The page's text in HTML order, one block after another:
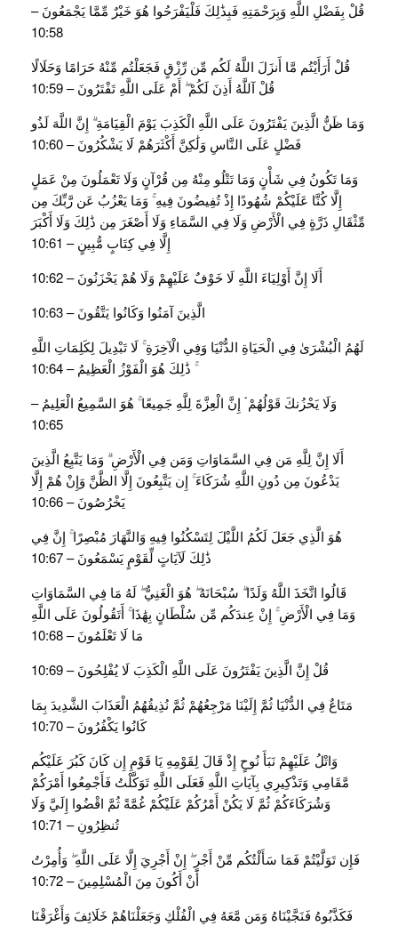
قُلْ بِفَضْلِ اللَّهِ وَبِرَحْمَتِهِ فَبِذَٰلِكَ فَلْيَفْرَحُوا هُوَ خَيْرٌ مِّمَّا يَجْمَعُونَ –
10:58
قُلْ أَرَأَيْتُم مَّا أَنزَلَ اللَّهُ لَكُم مِّن رِّزْقٍ فَجَعَلْتُم مِّنْهُ حَرَامًا وَحَلَالًا
قُلْ آللَّهُ أَذِنَ لَكُمْ ۖ أَمْ عَلَى اللَّهِ تَفْتَرُونَ – 10:59
وَمَا ظَنُّ الَّذِينَ يَفْتَرُونَ عَلَى اللَّهِ الْكَذِبَ يَوْمَ الْقِيَامَةِ ۗ إِنَّ اللَّهَ لَذُو
فَضْلٍ عَلَى النَّاسِ وَلَٰكِنَّ أَكْثَرَهُمْ لَا يَشْكُرُونَ – 10:60
وَمَا تَكُونُ فِي شَأْنٍ وَمَا تَتْلُو مِنْهُ مِن قُرْآنٍ وَلَا تَعْمَلُونَ مِنْ عَمَلٍ
إِلَّا كُنَّا عَلَيْكُمْ شُهُودًا إِذْ تُفِيضُونَ فِيهِ ۚ وَمَا يَعْزُبُ عَن رَّبِّكَ مِن
مِّثْقَالِ ذَرَّةٍ فِي الْأَرْضِ وَلَا فِي السَّمَاءِ وَلَا أَصْغَرَ مِن ذَٰلِكَ وَلَا أَكْبَرَ
إِلَّا فِي كِتَابٍ مُّبِينٍ – 10:61
أَلَا إِنَّ أَوْلِيَاءَ اللَّهِ لَا خَوْفٌ عَلَيْهِمْ وَلَا هُمْ يَحْزَنُونَ – 10:62
الَّذِينَ آمَنُوا وَكَانُوا يَتَّقُونَ – 10:63
لَهُمُ الْبُشْرَىٰ فِي الْحَيَاةِ الدُّنْيَا وَفِي الْآخِرَةِ ۚ لَا تَبْدِيلَ لِكَلِمَاتِ اللَّهِ
ۚ ذَٰلِكَ هُوَ الْفَوْزُ الْعَظِيمُ – 10:64
وَلَا يَحْزُنكَ قَوْلُهُمْ ۘ إِنَّ الْعِزَّةَ لِلَّهِ جَمِيعًا ۚ هُوَ السَّمِيعُ الْعَلِيمُ –
10:65
أَلَا إِنَّ لِلَّهِ مَن فِي السَّمَاوَاتِ وَمَن فِي الْأَرْضِ ۗ وَمَا يَتَّبِعُ الَّذِينَ
يَدْعُونَ مِن دُونِ اللَّهِ شُرَكَاءَ ۚ إِن يَتَّبِعُونَ إِلَّا الظَّنَّ وَإِنْ هُمْ إِلَّا
يَخْرُصُونَ – 10:66
هُوَ الَّذِي جَعَلَ لَكُمُ اللَّيْلَ لِتَسْكُنُوا فِيهِ وَالنَّهَارَ مُبْصِرًا ۚ إِنَّ فِي
ذَٰلِكَ لَآيَاتٍ لِّقَوْمٍ يَسْمَعُونَ – 10:67
قَالُوا اتَّخَذَ اللَّهُ وَلَدًا ۗ سُبْحَانَهُ ۖ هُوَ الْغَنِيُّ ۖ لَهُ مَا فِي السَّمَاوَاتِ
وَمَا فِي الْأَرْضِ ۚ إِنْ عِندَكُم مِّن سُلْطَانٍ بِهَٰذَا ۚ أَتَقُولُونَ عَلَى اللَّهِ
مَا لَا تَعْلَمُونَ – 10:68
قُلْ إِنَّ الَّذِينَ يَفْتَرُونَ عَلَى اللَّهِ الْكَذِبَ لَا يُفْلِحُونَ – 10:69
مَتَاعٌ فِي الدُّنْيَا ثُمَّ إِلَيْنَا مَرْجِعُهُمْ ثُمَّ نُذِيقُهُمُ الْعَذَابَ الشَّدِيدَ بِمَا
كَانُوا يَكْفُرُونَ – 10:70
وَاتْلُ عَلَيْهِمْ نَبَأَ نُوحٍ إِذْ قَالَ لِقَوْمِهِ يَا قَوْمِ إِن كَانَ كَبُرَ عَلَيْكُم
مَّقَامِي وَتَذْكِيرِي بِآيَاتِ اللَّهِ فَعَلَى اللَّهِ تَوَكَّلْتُ فَأَجْمِعُوا أَمْرَكُمْ
وَشُرَكَاءَكُمْ ثُمَّ لَا يَكُنْ أَمْرُكُمْ عَلَيْكُمْ غُمَّةً ثُمَّ اقْضُوا إِلَيَّ وَلَا
تُنظِرُونِ – 10:71
فَإِن تَوَلَّيْتُمْ فَمَا سَأَلْتُكُم مِّنْ أَجْرٍ ۖ إِنْ أَجْرِيَ إِلَّا عَلَى اللَّهِ ۖ وَأُمِرْتُ
أَنْ أَكُونَ مِنَ الْمُسْلِمِينَ – 10:72
فَكَذَّبُوهُ فَنَجَّيْنَاهُ وَمَن مَّعَهُ فِي الْفُلْكِ وَجَعَلْنَاهُمْ خَلَائِفَ وَأَغْرَقْنَا